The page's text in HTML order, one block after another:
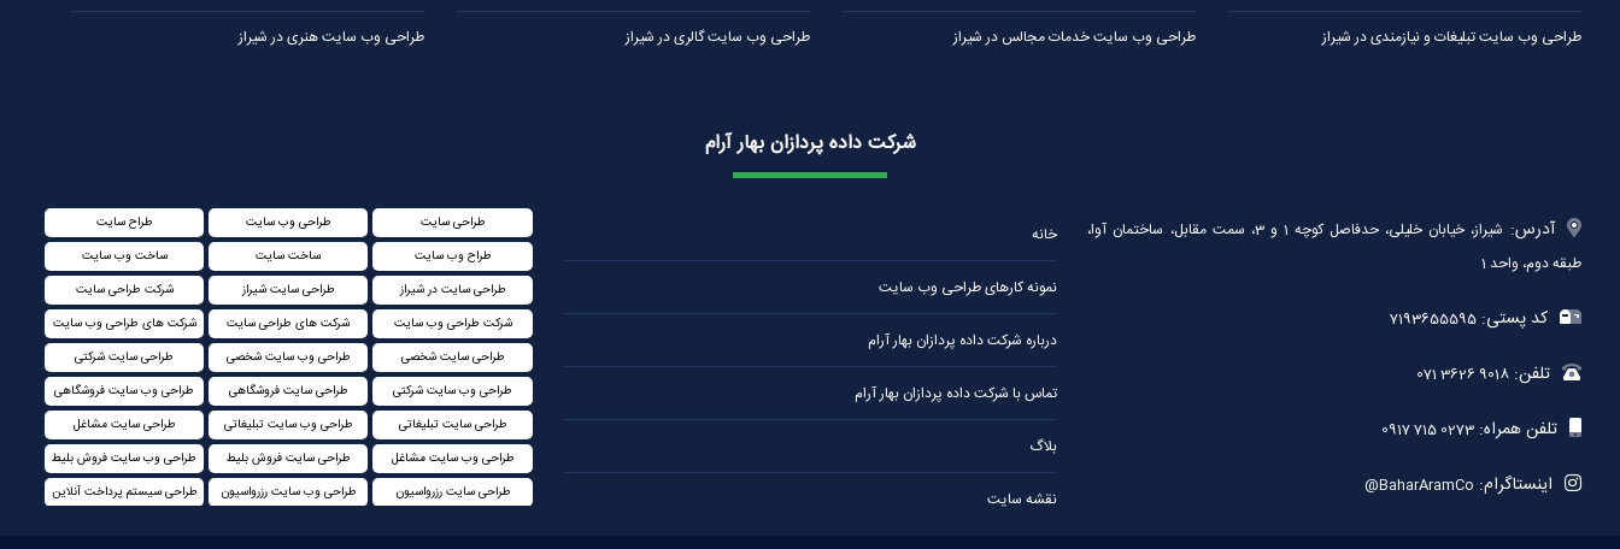
طراحی وب سایت تبلیغات و نیازمندی در شیراز طراحی وب سایت خدمات مجالس در شیراز طراحی وب سایت گالری در شیراز طراحی وب سایت هنری در شیراز
شرکت داده پردازان بهار آرام
آدرس:
شیراز، خیابان خلیلی، حدفاصل کوچه 1 و 3، سمت مقابل، ساختمان آوا،
طبقه دوم، واحد 1
کد پستی: 7193655595
تلفن: 071 3626 9018
تلفن همراه: 0917 715 0273
اینستاگرام: @BaharAramCo
خانه
نمونه کارهای طراحی وب سایت
درباره شرکت داده پردازان بهار آرام
تماس با شرکت داده پردازان بهار آرام
بلاگ
نقشه سایت
طراحی سایت طراحی وب سایت
طراح سایت
طراح وب سایت
ساخت سایت
ساخت وب سایت
طراحی سایت در شیراز
طراحی سایت شیراز
شرکت طراحی سایت
شرکت طراحی وب سایت
شرکت های طراحی سایت
شرکت های طراحی وب سایت
طراحی سایت شخصی
طراحی وب سایت شخصی
طراحی سایت شرکتی
طراحی وب سایت شرکتی
طراحی سایت فروشگاهی
طراحی وب سایت فروشگاهی
طراحی سایت تبلیغاتی
طراحی وب سایت تبلیغاتی
طراحی سایت مشاغل
طراحی وب سایت مشاغل
طراحی سایت فروش بلیط
طراحی وب سایت فروش بلیط
طراحی سایت رزرواسیون
طراحی وب سایت رزرواسیون
طراحی سیستم پرداخت آنلاین